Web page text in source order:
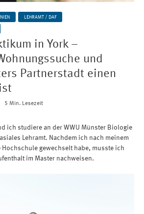
LEHRAMT / DAF
in York –
und
Partnerstadt einen
5 Min. Lesezeit
ich studiere an der WWU Münster Biologie
Lehramt. Nachdem ich nach meinem
gewechselt habe, musste ich
im Master nachweisen.